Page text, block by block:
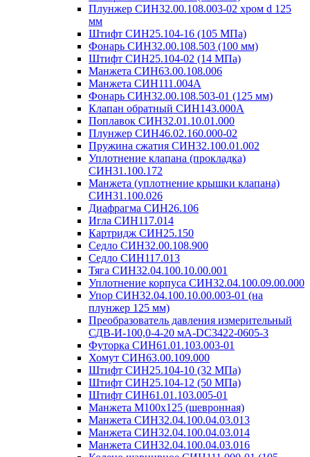
Плунжер СИН32.00.108.003-02 хром d 125
мм
Штифт СИН25.104-16 (105 МПа)
Фонарь СИН32.00.108.503 (100 мм)
Штифт СИН25.104-02 (14 МПа)
Манжета СИН63.00.108.006
Манжета СИН111.004А
Фонарь СИН32.00.108.503-01 (125 мм)
Клапан обратный СИН143.000А
Поплавок СИН32.01.10.01.000
Плунжер СИН46.02.160.000-02
Пружина сжатия СИН32.100.01.002
Уплотнение клапана (прокладка)
СИН31.100.172
Манжета (уплотнение крышки клапана)
СИН31.100.026
Диафрагма СИН26.106
Игла СИН117.014
Картридж СИН25.150
Седло СИН32.00.108.900
Седло СИН117.013
Тяга СИН32.04.100.10.00.001
Уплотнение корпуса СИН32.04.100.09.00.000
Упор СИН32.04.100.10.00.003-01 (на
плунжер 125 мм)
Преобразователь давления измерительный
СДВ-И-100,0-4-20 мА-DC3422-0605-3
Футорка СИН61.01.103.003-01
Хомут СИН63.00.109.000
Штифт СИН25.104-10 (32 МПа)
Штифт СИН25.104-12 (50 МПа)
Штифт СИН61.01.103.005-01
Манжета М100х125 (шевронная)
Манжета СИН32.04.100.04.03.013
Манжета СИН32.04.100.04.03.014
Манжета СИН32.04.100.04.03.016